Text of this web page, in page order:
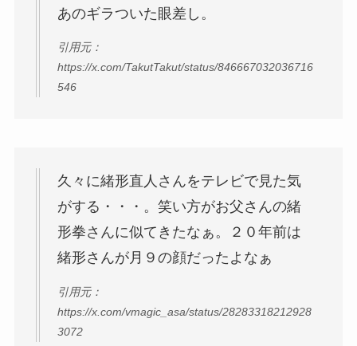
あのギラついた眼差し。
引用元：
https://x.com/TakutTakut/status/846667032036716
546
久々に緒形直人さんをテレビで見た気
がする・・・。笑い方がお父さんの緒
形拳さんに似てきたなぁ。２０年前は
緒形さんが月９の顔だったよなぁ
引用元：
https://x.com/vmagic_asa/status/28283318212928
3072